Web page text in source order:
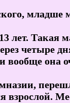
лет. Такая
четыре
вообще она
взрослой.